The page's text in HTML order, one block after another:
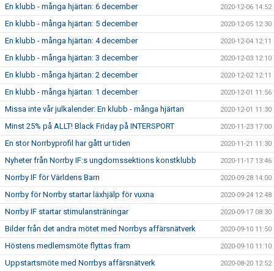
En klubb - många hjärtan: 6 december 2020-12-06 14:52
En klubb - många hjärtan: 5 december 2020-12-05 12:30
En klubb - många hjärtan: 4 december 2020-12-04 12:11
En klubb - många hjärtan: 3 december 2020-12-03 12:10
En klubb - många hjärtan: 2 december 2020-12-02 12:11
En klubb - många hjärtan: 1 december 2020-12-01 11:56
Missa inte vår julkalender: En klubb - många hjärtan 2020-12-01 11:30
Minst 25% på ALLT! Black Friday på INTERSPORT 2020-11-23 17:00
En stor Norrbyprofil har gått ur tiden 2020-11-21 11:30
Nyheter från Norrby IF:s ungdomssektions konstklubb 2020-11-17 13:46
Norrby IF för Världens Barn 2020-09-28 14:00
Norrby för Norrby startar läxhjälp för vuxna 2020-09-24 12:48
Norrby IF startar stimulansträningar 2020-09-17 08:30
Bilder från det andra mötet med Norrbys affärsnätverk 2020-09-10 11:50
Höstens medlemsmöte flyttas fram 2020-09-10 11:10
Uppstartsmöte med Norrbys affärsnätverk 2020-08-20 12:52